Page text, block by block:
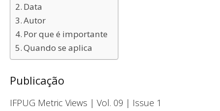
Data
Autor
Por que é importante
Quando se aplica
Publicação
IFPUG Metric Views | Vol. 09 | Issue 1